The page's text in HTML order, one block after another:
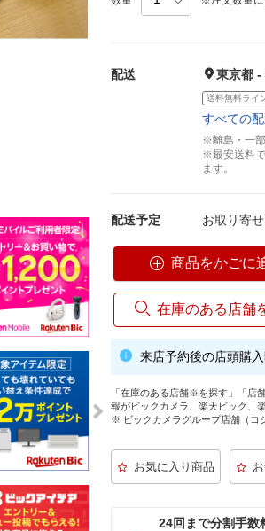
配送 東京都 -
送料無料ライ
すべての
※離島・一部
※最安送料
ます。
配送予定 お取り寄
商品をかごに
在庫のある店舗
来店予約後の店頭購
「在庫のある店舗※を探す」「店
報がビックカメラ、楽天ビック、
※ ビックカメラグループ店舗（コ
24回まで分割手数